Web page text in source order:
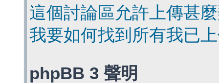
這個討論區允許上傳甚
我要如何找到所有我已
phpBB 3 聲明